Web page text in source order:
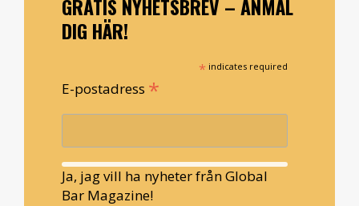
GRATIS NYHETSBREV – ANMÄL
DIG HÄR!
* indicates required
E-postadress *
Ja, jag vill ha nyheter från Global
Bar Magazine!